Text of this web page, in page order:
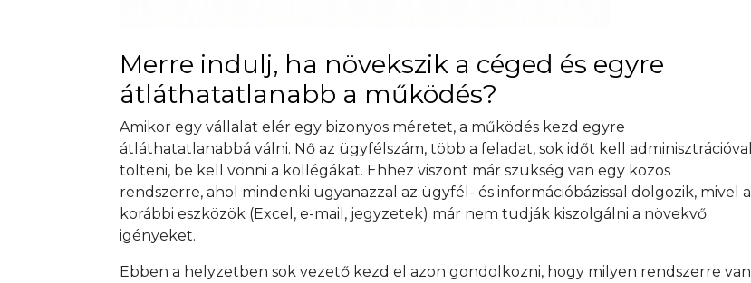
Merre indulj, ha növekszik a céged és egyre
átláthatatlanabb a működés?
Amikor egy vállalat elér egy bizonyos méretet, a működés kezd egyre
átláthatatlanabbá válni. Nő az ügyfélszám, több a feladat, sok időt kell adminisztrációval
tölteni, be kell vonni a kollégákat. Ehhez viszont már szükség van egy közös
rendszerre, ahol mindenki ugyanazzal az ügyfél- és információbázissal dolgozik, mivel a
korábbi eszközök (Excel, e-mail, jegyzetek) már nem tudják kiszolgálni a növekvő
igényeket.
Ebben a helyzetben sok vezető kezd el azon gondolkozni, hogy milyen rendszerre van